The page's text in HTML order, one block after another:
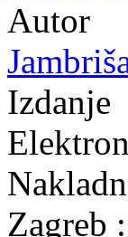
Autor
Izdanje
Zagreb